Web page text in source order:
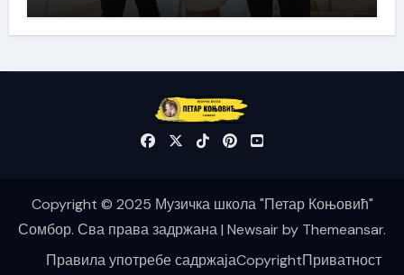
Copyright © 2025 Музичка школа "Петар Коњовић"
Сомбор. Сва права задржана| Newsairby Themeansar.
Правила употребе садржајаCopyrightПриватност